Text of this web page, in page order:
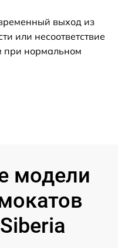
выход из
или несоответствие
при нормальном
модели